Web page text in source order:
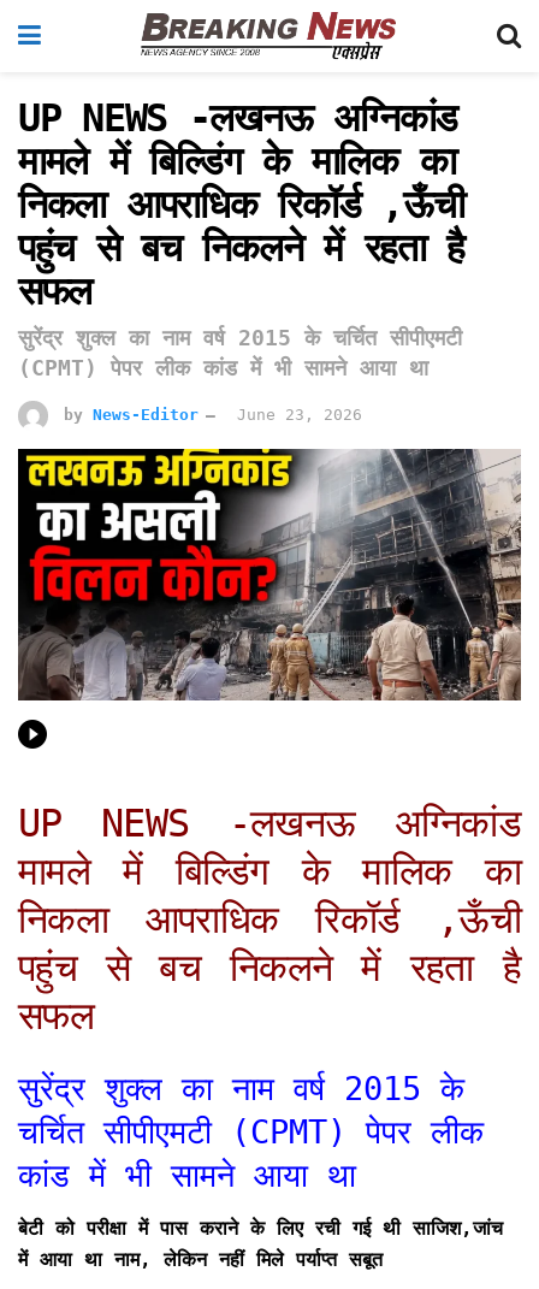
UP NEWS -लखनऊ अग्निकांड
मामले में बिल्डिंग के मालिक का
निकला आपराधिक रिकॉर्ड ,ऊँची
पहुंच से बच निकलने में रहता है
सफल
सुरेंद्र शुक्ल का नाम वर्ष 2015 के चर्चित सीपीएमटी
(CPMT) पेपर लीक कांड में भी सामने आया था
by News-Editor June 23, 2026
UP NEWS -लखनऊ अग्निकांड
मामले में बिल्डिंग के मालिक का
निकला आपराधिक रिकॉर्ड ,ऊँची
पहुंच से बच निकलने में रहता है
सफल
सुरेंद्र शुक्ल का नाम वर्ष 2015 के
चर्चित सीपीएमटी (CPMT) पेपर लीक
कांड में भी सामने आया था
बेटी को परीक्षा में पास कराने के लिए रची गई थी साजिश,जांच
में आया था नाम, लेकिन नहीं मिले पर्याप्त सबूत